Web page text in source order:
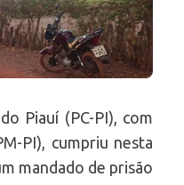
Piauí (PC-PI), com
PI), cumpriu nesta
mandado de prisão